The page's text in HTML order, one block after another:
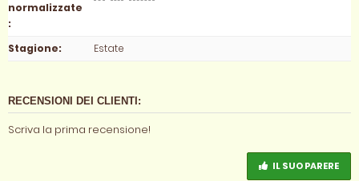
normalizzate
:
Stagione: Estate
RECENSIONI DEI CLIENTI:
Scriva la prima recensione!
IL SUO PARERE